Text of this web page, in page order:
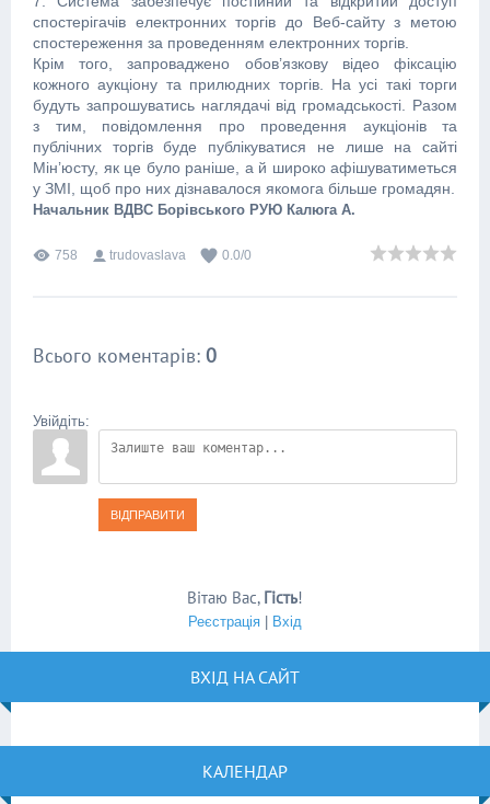
спостерігачів електронних торгів до Веб-сайту з метою
спостереження за проведенням електронних торгів.
Крім того, запроваджено обов’язкову відео фіксацію
кожного аукціону та прилюдних торгів. На усі такі торги
будуть запрошуватись наглядачі від громадськості. Разом
з тим, повідомлення про проведення аукціонів та
публічних торгів буде публікуватися не лише на сайті
Мін’юсту, як це було раніше, а й широко афішуватиметься
у ЗМІ, щоб про них дізнавалося якомога більше громадян.
Начальник ВДВС Борівського РУЮ Калюга А.
758 trudovaslava 0.0/0
Всього коментарів: 0
Увійдіть:
ВІДПРАВИТИ
Вітаю Вас, Гість!
Реєстрація Вхід
ВХІД НА САЙТ
КАЛЕНДАР